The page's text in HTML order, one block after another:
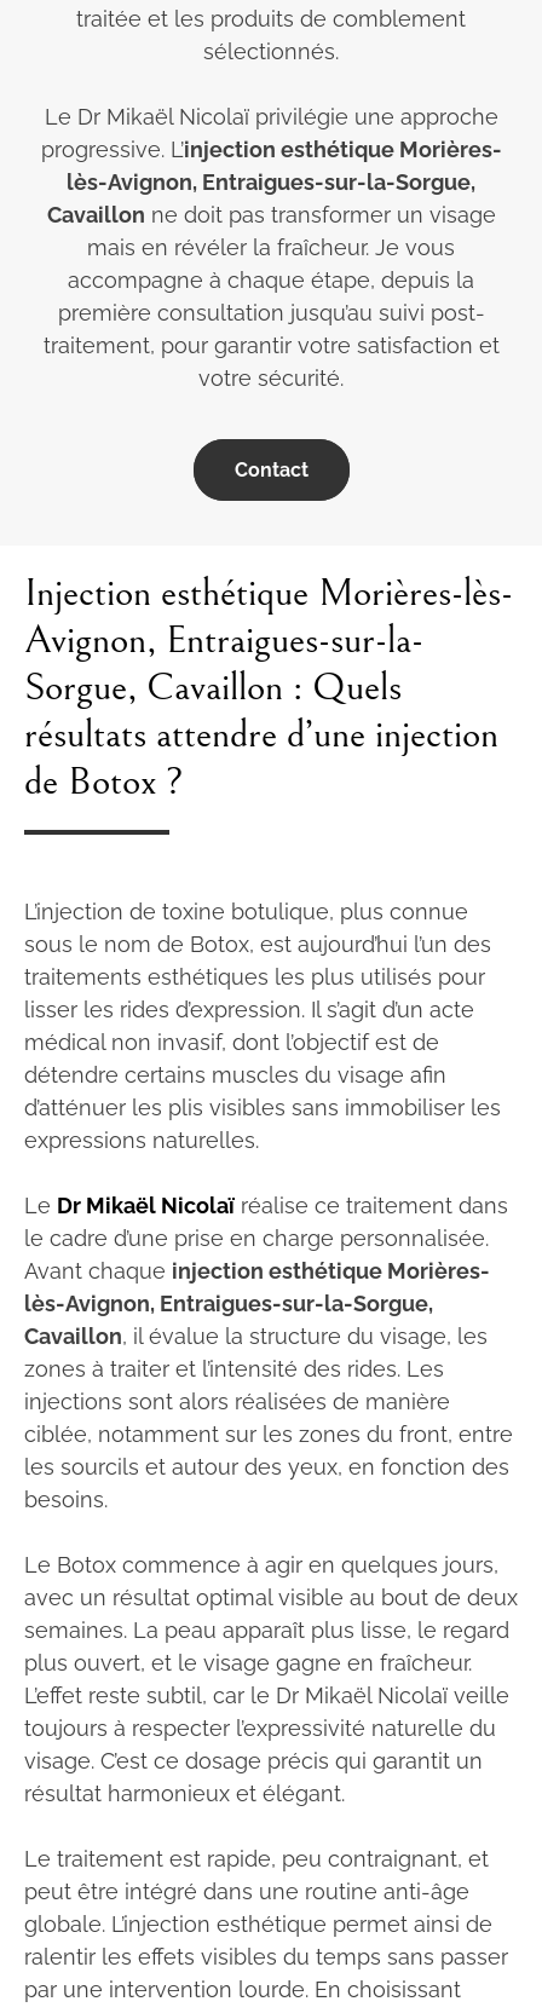
traitée et les produits de comblement
sélectionnés.
Le Dr Mikaël Nicolaï privilégie une approche
progressive. L’injection esthétique Morières-
lès-Avignon, Entraigues-sur-la-Sorgue,
Cavaillon ne doit pas transformer un visage
mais en révéler la fraîcheur. Je vous
accompagne à chaque étape, depuis la
première consultation jusqu’au suivi post-
traitement, pour garantir votre satisfaction et
votre sécurité.
Contact
Injection esthétique Morières-lès-
Avignon, Entraigues-sur-la-
Sorgue, Cavaillon : Quels
résultats attendre d’une injection
de Botox ?
L’injection de toxine botulique, plus connue
sous le nom de Botox, est aujourd’hui l’un des
traitements esthétiques les plus utilisés pour
lisser les rides d’expression. Il s’agit d’un acte
médical non invasif, dont l’objectif est de
détendre certains muscles du visage afin
d’atténuer les plis visibles sans immobiliser les
expressions naturelles.
Le Dr Mikaël Nicolaï réalise ce traitement dans
le cadre d’une prise en charge personnalisée.
Avant chaque injection esthétique Morières-
lès-Avignon, Entraigues-sur-la-Sorgue,
Cavaillon, il évalue la structure du visage, les
zones à traiter et l’intensité des rides. Les
injections sont alors réalisées de manière
ciblée, notamment sur les zones du front, entre
les sourcils et autour des yeux, en fonction des
besoins.
Le Botox commence à agir en quelques jours,
avec un résultat optimal visible au bout de deux
semaines. La peau apparaît plus lisse, le regard
plus ouvert, et le visage gagne en fraîcheur.
L’effet reste subtil, car le Dr Mikaël Nicolaï veille
toujours à respecter l’expressivité naturelle du
visage. C’est ce dosage précis qui garantit un
résultat harmonieux et élégant.
Le traitement est rapide, peu contraignant, et
peut être intégré dans une routine anti-âge
globale. L’injection esthétique permet ainsi de
ralentir les effets visibles du temps sans passer
par une intervention lourde. En choisissant